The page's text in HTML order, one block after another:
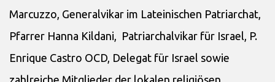
Marcuzzo, Generalvikar im Lateinischen Patriarchat,
Pfarrer Hanna Kildani, Patriarchalvikar für Israel, P.
Enrique Castro OCD, Delegat für Israel sowie
zahlreiche Mitglieder der lokalen religiösen